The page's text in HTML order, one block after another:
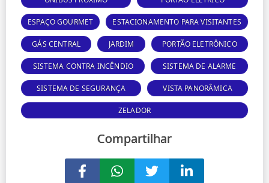
ESPAÇO GOURMET ESTACIONAMENTO PARA VISITANTES
GÁS CENTRAL JARDIM PORTÃO ELETRÔNICO
SISTEMA CONTRA INCÊNDIO SISTEMA DE ALARME
SISTEMA DE SEGURANÇA VISTA PANORÂMICA
ZELADOR
Compartilhar